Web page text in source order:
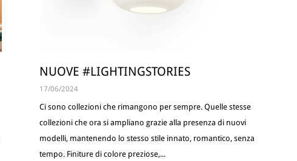
NUOVE #LIGHTINGSTORIES
17/06/2024
Ci sono collezioni che rimangono per sempre. Quelle stesse
collezioni che ora si ampliano grazie alla presenza di nuovi
modelli, mantenendo lo stesso stile innato, romantico, senza
tempo. Finiture di colore preziose,...